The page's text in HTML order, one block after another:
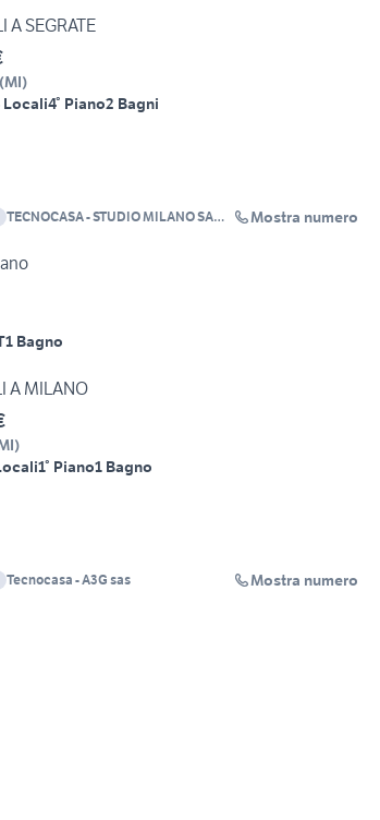
A SEGRATE
(MI)
Locali4° Piano2 Bagni
TECNOCASA - STUDIO MILANO SAN
Mostra numero
1 Bagno
A MILANO
)
1° Piano1 Bagno
Tecnocasa - A3G sas Mostra numero